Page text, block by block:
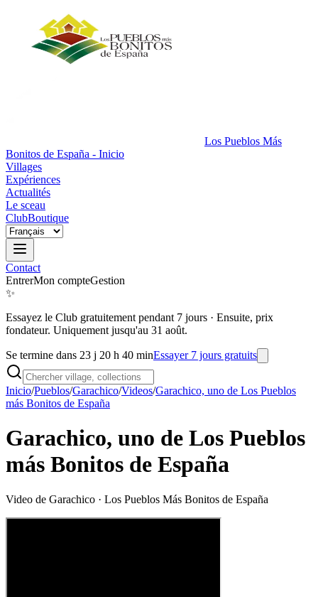
Los Pueblos Más
Bonitos de España - Inicio
Villages
Expériences
Actualités
Le sceau
ClubBoutique
Contact
EntrerMon compteGestion
✨
Essayez le Club gratuitement pendant 7 jours · Ensuite, prix
fondateur. Uniquement jusqu'au 31 août.
Se termine dans 23 j 20 h 40 minEssayer 7 jours gratuits
Inicio/Pueblos/Garachico/Videos/Garachico, uno de Los Pueblos
más Bonitos de España
Garachico, uno de Los Pueblos
más Bonitos de España
Video de Garachico · Los Pueblos Más Bonitos de España